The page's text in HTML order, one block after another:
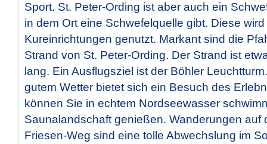
Sport. St. Peter-Ording ist aber auch ein
in dem Ort eine Schwefelquelle gibt. Diese
Kureinrichtungen genutzt. Markant sind die
Strand von St. Peter-Ording. Der Strand ist
lang. Ein Ausflugsziel ist der Böhler
gutem Wetter bietet sich ein Besuch des
können Sie in echtem Nordseewasser
Saunalandschaft genießen. Wanderungen auf
Friesen-Weg sind eine tolle Abwechslung im